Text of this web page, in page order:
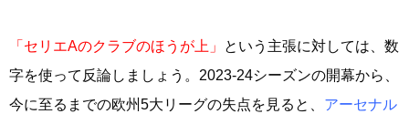
「セリエAのクラブのほうが上」
という主張に対しては、数
字を使って反論しましょう。2023-24シーズンの開幕から、
今に至るまでの欧州5大リーグの失点を見ると、 アーセナル